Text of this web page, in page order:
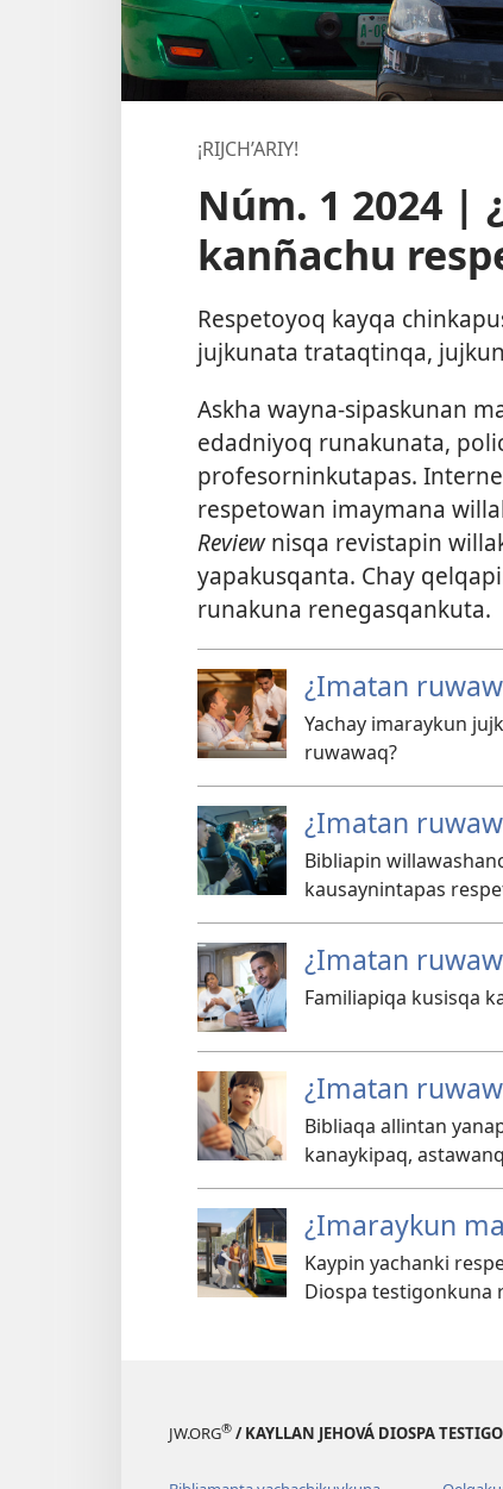
¡RIJCH’ARIY!
Núm. 1 2024 |
kanñachu
Respetoyoq kayqa
jujkunata trataqtinqa,
Askha wayna-sipaskunan
edadniyoq runakunata,
profesorninkutapas.
respetowan imaymana
Reviewnisqa revistapin
yapakusqanta. Chay
runakuna renegasqankuta.
¿Imatan
Yachay imaraykun
ruwawaq?
¿Imatan
Bibliapin
kausaynintapas
¿Imatan
Familiapiqa kusisqa
¿Imatan
Bibliaqa allintan
kanaykipaq,
¿Imaraykun
Kaypin yachanki
Diospa testigonkuna
JW.ORG® / KAYLLAN JEHOVÁ DIOSPA